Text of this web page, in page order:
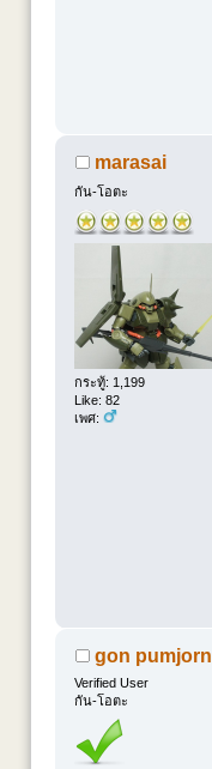
marasai
กัน-โอตะ
กระทู้: 1,199
Like: 82
เพศ:
gon pumjorn
Verified User
กัน-โอตะ